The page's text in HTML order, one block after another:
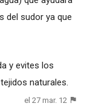
del sudor ya que
y evites los
naturales.
el 27 mar. 12